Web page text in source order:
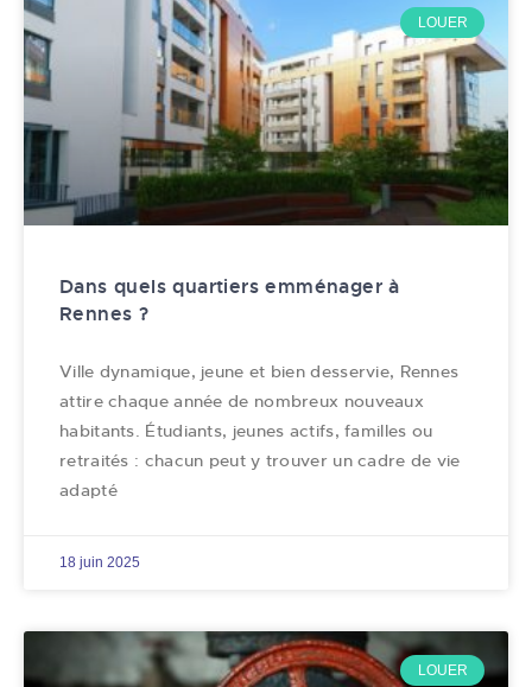
LOUER
Dans quels quartiers emménager à
Rennes ?
Ville dynamique, jeune et bien desservie, Rennes
attire chaque année de nombreux nouveaux
habitants. Étudiants, jeunes actifs, familles ou
retraités : chacun peut y trouver un cadre de vie
adapté
18 juin 2025
LOUER